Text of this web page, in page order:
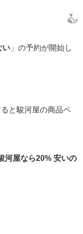
い 」の予約が開始し
と駿河屋の商品ペ
屋なら20% 安いの